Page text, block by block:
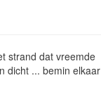
strand dat vreemde
dicht ... bemin elkaar